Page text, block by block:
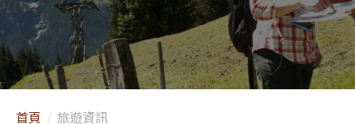
首頁 旅遊資訊